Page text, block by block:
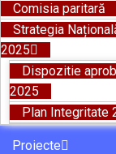
Comisia paritară
Strategia
2025
Dispozitie
2025
Plan Integritate
Proiecte